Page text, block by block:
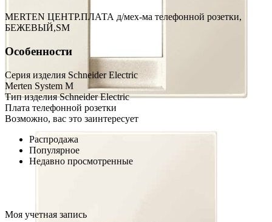
MERTEN ЦЕНТР.ПЛАТА д/мех-ма телефонной розетки,
БЕЖЕВЫЙ,SM
Особенности
Серия изделия Schneider Electric
Merten System M
Тип изделия Schneider Electric
Плата телефонной розетки
Возможно, вас это заинтересует
Распродажа
Популярное
Недавно просмотренные
Моя учетная запись